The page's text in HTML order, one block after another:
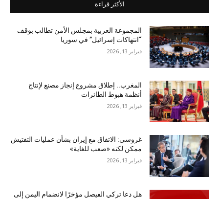
الأكثر قراءة
المجموعة العربية بمجلس الأمن تطالب بوقف
“انتهاكات إسرائيل” في سوريا
فبراير 13, 2026
المغرب.. إطلاق مشروع إنجاز مصنع لإنتاج
أنظمة هبوط الطائرات
فبراير 13, 2026
غروسي: الاتفاق مع إيران بشأن عمليات التفتيش
ممكن لكنه «صعب للغاية»
فبراير 13, 2026
هل دعا تركي الفيصل مؤخرًا لانضمام اليمن إلى